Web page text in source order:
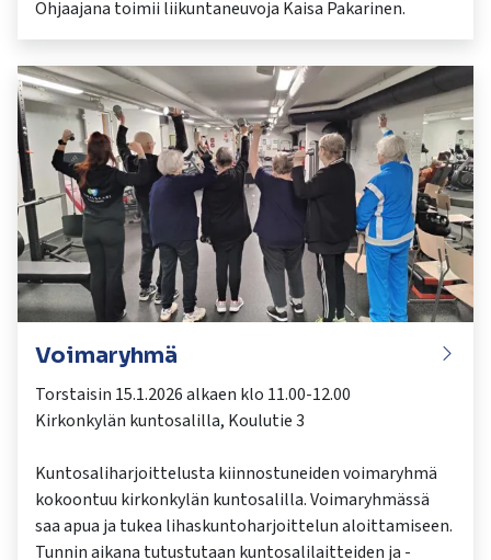
Ohjaajana toimii liikuntaneuvoja Kaisa Pakarinen.
Voimaryhmä
Torstaisin 15.1.2026 alkaen klo 11.00-12.00
Kirkonkylän kuntosalilla, Koulutie 3
Kuntosaliharjoittelusta kiinnostuneiden voimaryhmä
kokoontuu kirkonkylän kuntosalilla. Voimaryhmässä
saa apua ja tukea lihaskuntoharjoittelun aloittamiseen.
Tunnin aikana tutustutaan kuntosalilaitteiden ja -